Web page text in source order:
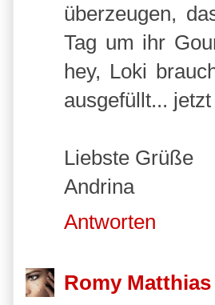
überzeugen,
Tag um ihr
hey, Loki
ausgefüllt...
Liebste Grüße
Andrina
Antworten
Romy Matthias